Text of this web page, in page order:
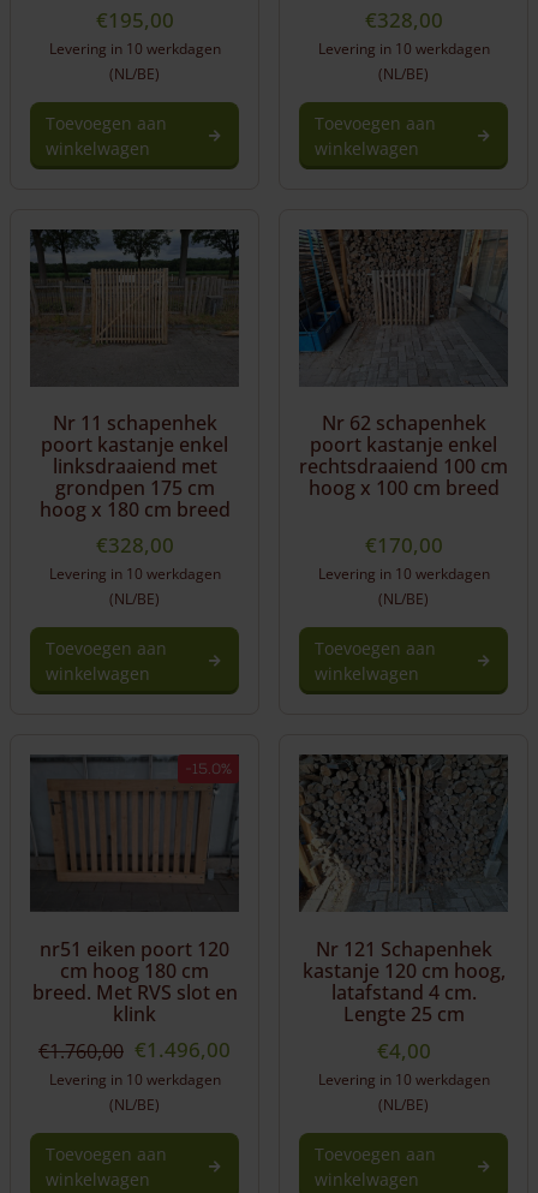
€195,00
Levering in 10 werkdagen
(NL/BE)
Toevoegen aan
winkelwagen
€328,00
Levering in 10 werkdagen
(NL/BE)
Toevoegen aan
winkelwagen
Nr 11 schapenhek
poort kastanje enkel
linksdraaiend met
grondpen 175 cm
hoog x 180 cm breed
€328,00
Levering in 10 werkdagen
(NL/BE)
Toevoegen aan
winkelwagen
Nr 62 schapenhek
poort kastanje enkel
rechtsdraaiend 100 cm
hoog x 100 cm breed
€170,00
Levering in 10 werkdagen
(NL/BE)
Toevoegen aan
winkelwagen
-15.0%
nr51 eiken poort 120
cm hoog 180 cm
breed. Met RVS slot en
klink
€1.760,00 Oorspronkelijke
prijs
was:
€1.760,00.
€1.496,00
€1.496,00.
Levering in 10 werkdagen
(NL/BE)
Toevoegen aan
winkelwagen
Nr 121 Schapenhek
kastanje 120 cm hoog,
latafstand 4 cm.
Lengte 25 cm
€4,00
Levering in 10 werkdagen
(NL/BE)
Toevoegen aan
winkelwagen